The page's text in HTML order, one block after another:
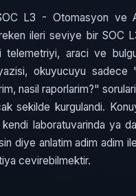
L3 - Otomasyon
ileri seviye bir SOC
araci ve
okuyucuyu sadece
nasil raporlarim?"
sekilde kurgulandi.
laboratuvarinda ya
diye anlatim adim adim
cevirebilmektir.